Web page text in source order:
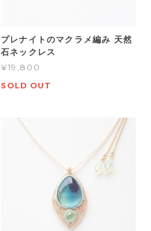
プレナイトのマクラメ編み 天然
石ネックレス
¥19,800
SOLD OUT